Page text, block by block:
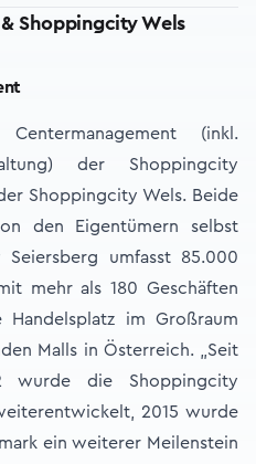
Shoppingcity Wels
(inkl.
der Shoppingcity
Shoppingcity Wels. Beide
den Eigentümern selbst
umfasst 85.000
mehr als 180 Geschäften
im Großraum
Malls in Österreich. „Seit
wurde die Shoppingcity
2015 wurde
ein weiterer Meilenstein